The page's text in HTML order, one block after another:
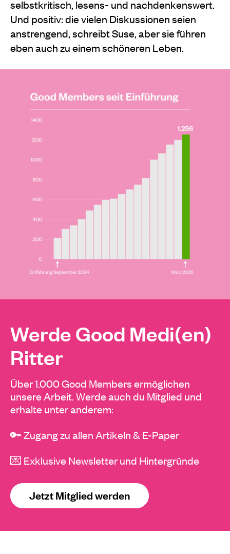
selbstkritisch, lesens- und nachdenkenswert.
Und positiv: die vielen Diskussionen seien
anstrengend, schreibt Suse, aber sie führen
eben auch zu einem schöneren Leben.
Werde Good Medi(en)
Ritter
Über 1.000 Good Members ermöglichen
unsere Arbeit. Werde auch du Mitglied und
erhalte unter anderem:
🔑 Zugang zu allen Artikeln & E-Paper
💌 Exklusive Newsletter und Hintergründe
Jetzt Mitglied werden